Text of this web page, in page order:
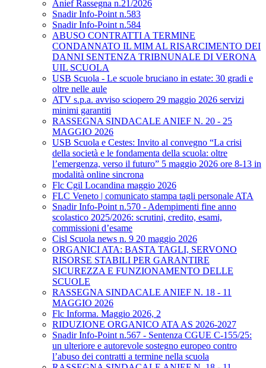
Anief Rassegna n.21/2026
Snadir Info-Point n.583
Snadir Info-Point n.584
ABUSO CONTRATTI A TERMINE
CONDANNATO IL MIM AL RISARCIMENTO DEI
DANNI SENTENZA TRIBNUNALE DI VERONA
UIL SCUOLA
USB Scuola - Le scuole bruciano in estate: 30 gradi e
oltre nelle aule
ATV s.p.a. avviso sciopero 29 maggio 2026 servizi
minimi garantiti
RASSEGNA SINDACALE ANIEF N. 20 - 25
MAGGIO 2026
USB Scuola e Cestes: Invito al convegno “La crisi
della società e le fondamenta della scuola: oltre
l’emergenza, verso il futuro” 5 maggio 2026 ore 8-13 in
modalità online sincrona
Flc Cgil Locandina maggio 2026
FLC Veneto | comunicato stampa tagli personale ATA
Snadir Info-Point n.570 - Adempimenti fine anno
scolastico 2025/2026: scrutini, credito, esami,
commissioni d’esame
Cisl Scuola news n. 9 20 maggio 2026
ORGANICI ATA: BASTA TAGLI, SERVONO
RISORSE STABILI PER GARANTIRE
SICUREZZA E FUNZIONAMENTO DELLE
SCUOLE
RASSEGNA SINDACALE ANIEF N. 18 - 11
MAGGIO 2026
Flc Informa. Maggio 2026, 2
RIDUZIONE ORGANICO ATA AS 2026-2027
Snadir Info-Point n.567 - Sentenza CGUE C‑155/25:
un ulteriore e autorevole sostegno europeo contro
l’abuso dei contratti a termine nella scuola